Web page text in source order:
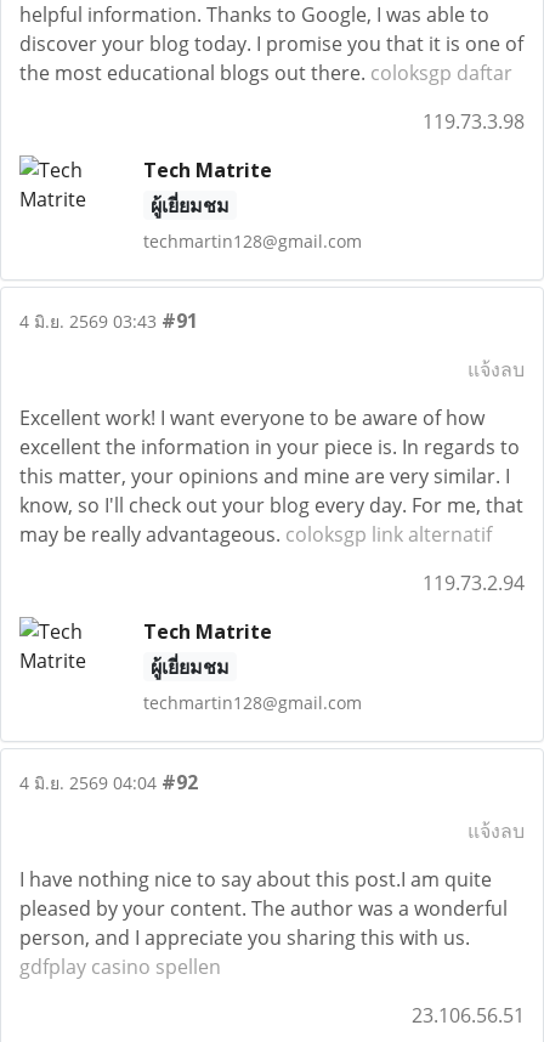
helpful information. Thanks to Google, I was able to
discover your blog today. I promise you that it is one of
the most educational blogs out there. coloksgp daftar
119.73.3.98
Tech Matrite
ผู้เยี่ยมชม
techmartin128@gmail.com
4 มิ.ย. 2569 03:43 #91
แจ้งลบ
Excellent work! I want everyone to be aware of how
excellent the information in your piece is. In regards to
this matter, your opinions and mine are very similar. I
know, so I'll check out your blog every day. For me, that
may be really advantageous. coloksgp link alternatif
119.73.2.94
Tech Matrite
ผู้เยี่ยมชม
techmartin128@gmail.com
4 มิ.ย. 2569 04:04 #92
แจ้งลบ
I have nothing nice to say about this post.I am quite
pleased by your content. The author was a wonderful
person, and I appreciate you sharing this with us.
gdfplay casino spellen
23.106.56.51